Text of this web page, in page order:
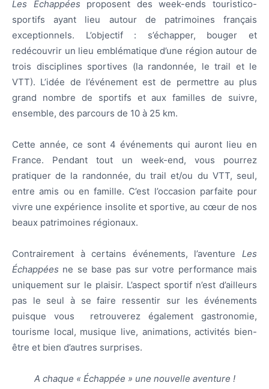
Les Échappées proposent des week-ends touristico-
sportifs ayant lieu autour de patrimoines français
exceptionnels. L’objectif : s’échapper, bouger et
redécouvrir un lieu emblématique d’une région autour de
trois disciplines sportives (la randonnée, le trail et le
VTT). L’idée de l’événement est de permettre au plus
grand nombre de sportifs et aux familles de suivre,
ensemble, des parcours de 10 à 25 km.
Cette année, ce sont 4 événements qui auront lieu en
France. Pendant tout un week-end, vous pourrez
pratiquer de la randonnée, du trail et/ou du VTT, seul,
entre amis ou en famille. C’est l’occasion parfaite pour
vivre une expérience insolite et sportive, au cœur de nos
beaux patrimoines régionaux.
Contrairement à certains événements, l’aventure Les
Échappées ne se base pas sur votre performance mais
uniquement sur le plaisir. L’aspect sportif n’est d’ailleurs
pas le seul à se faire ressentir sur les événements
puisque vous retrouverez également gastronomie,
tourisme local, musique live, animations, activités bien-
être et bien d’autres surprises.
A chaque « Échappée » une nouvelle aventure !